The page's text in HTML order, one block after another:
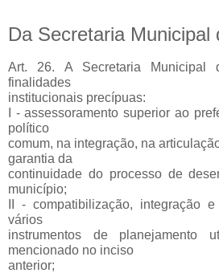
Da Secretaria Municipal
Art. 26. A Secretaria Municipal
finalidades
institucionais precípuas:
I - assessoramento superior ao
político
comum, na integração, na
garantia da
continuidade do processo de
município;
II - compatibilização, integração
vários
instrumentos de planejamento
mencionado no inciso
anterior;